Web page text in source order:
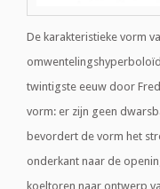
De karakteristieke vorm
twintigste eeuw door
vorm: er zijn geen
bevordert de vorm het
onderkant naar de
koeltoren naar ontwerp